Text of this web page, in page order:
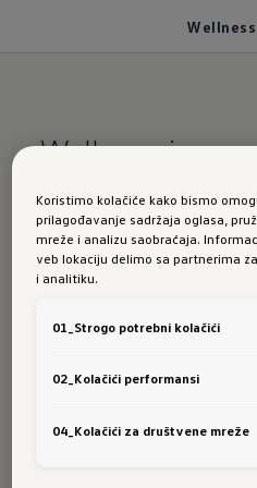
Wellness
Nikad nijebilo lakše
Komforna vožnja, bolji
svojom novom,
će se da se osjećate
aplikacije možete
programe tijekom
Novi koncept
Koristimo kolačiće kako bismo
prilagođavanje sadržaja oglasa,
mreže i analizu saobraćaja.
veb lokaciju delimo sa partnerima
i analitiku.
01_Strogo potrebni kolačići
02_Kolačići performansi
04_Kolačići za društvene mreže